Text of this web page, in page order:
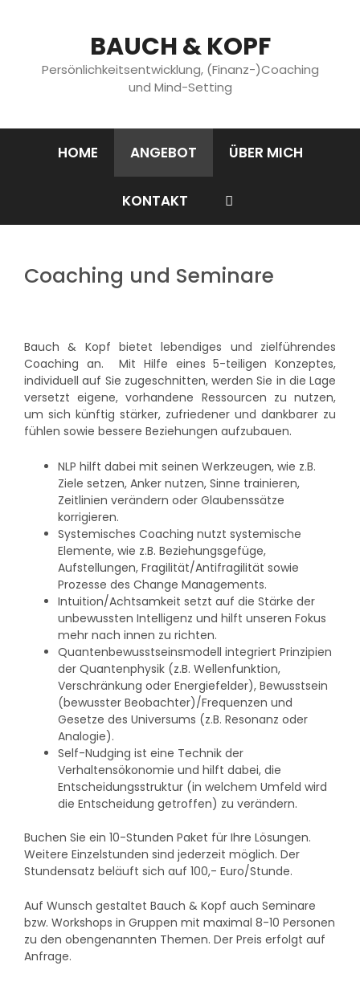
BAUCH & KOPF
Persönlichkeitsentwicklung, (Finanz-)Coaching
und Mind-Setting
HOME ANGEBOT ÜBER MICH
KONTAKT
ANGEBOT
Coaching und Seminare
Bauch & Kopf bietet lebendiges und zielführendes
Coaching an. Mit Hilfe eines 5-teiligen Konzeptes,
individuell auf Sie zugeschnitten, werden Sie in die Lage
versetzt eigene, vorhandene Ressourcen zu nutzen,
um sich künftig stärker, zufriedener und dankbarer zu
fühlen sowie bessere Beziehungen aufzubauen.
NLP hilft dabei mit seinen Werkzeugen, wie z.B.
Ziele setzen, Anker nutzen, Sinne trainieren,
Zeitlinien verändern oder Glaubenssätze
korrigieren.
Systemisches Coaching nutzt systemische
Elemente, wie z.B. Beziehungsgefüge,
Aufstellungen, Fragilität/Antifragilität sowie
Prozesse des Change Managements.
Intuition/Achtsamkeit setzt auf die Stärke der
unbewussten Intelligenz und hilft unseren Fokus
mehr nach innen zu richten.
Quantenbewusstseinsmodell integriert Prinzipien
der Quantenphysik (z.B. Wellenfunktion,
Verschränkung oder Energiefelder), Bewusstsein
(bewusster Beobachter)/Frequenzen und
Gesetze des Universums (z.B. Resonanz oder
Analogie).
Self-Nudging ist eine Technik der
Verhaltensökonomie und hilft dabei, die
Entscheidungsstruktur (in welchem Umfeld wird
die Entscheidung getroffen) zu verändern.
Buchen Sie ein 10-Stunden Paket für Ihre Lösungen.
Weitere Einzelstunden sind jederzeit möglich. Der
Stundensatz beläuft sich auf 100,- Euro/Stunde.
Auf Wunsch gestaltet Bauch & Kopf auch Seminare
bzw. Workshops in Gruppen mit maximal 8-10 Personen
zu den obengenannten Themen. Der Preis erfolgt auf
Anfrage.